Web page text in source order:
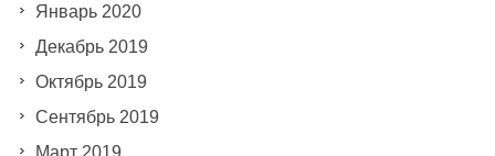
Январь 2020
Декабрь 2019
Октябрь 2019
Сентябрь 2019
Март 2019